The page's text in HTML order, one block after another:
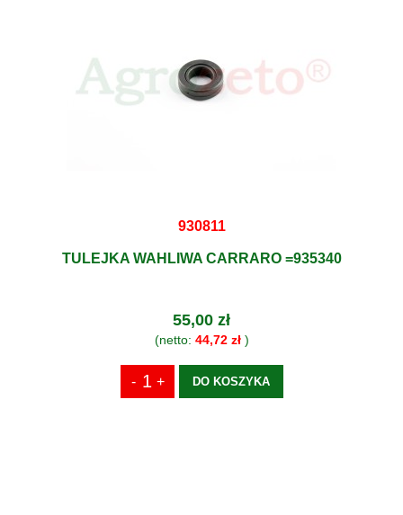
930811
TULEJKA WAHLIWA CARRARO =935340
55,00 zł
(netto: 44,72 zł)
DO KOSZYKA